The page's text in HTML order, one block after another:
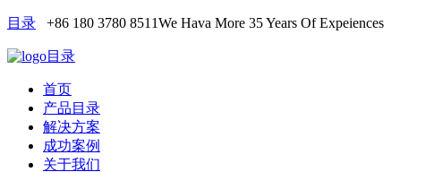
目录 +86 180 3780 8511We Hava More 35 Years Of Expeiences
目录
首页
产品目录
解决方案
成功案例
关于我们